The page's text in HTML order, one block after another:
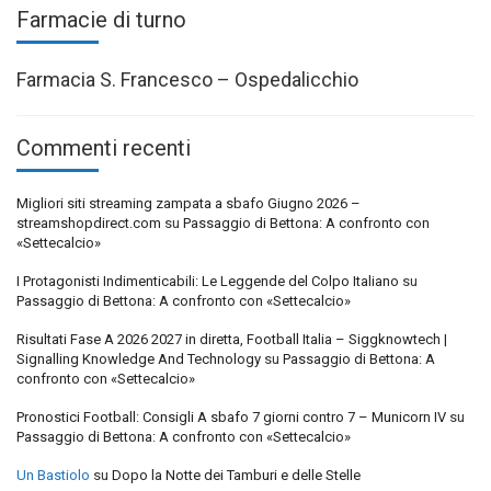
Farmacie di turno
Farmacia S. Francesco – Ospedalicchio
Commenti recenti
Migliori siti streaming zampata a sbafo Giugno 2026 –
streamshopdirect.com su Passaggio di Bettona: A confronto con
«Settecalcio»
I Protagonisti Indimenticabili: Le Leggende del Colpo Italiano su
Passaggio di Bettona: A confronto con «Settecalcio»
Risultati Fase A 2026 2027 in diretta, Football Italia – Siggknowtech |
Signalling Knowledge And Technology su Passaggio di Bettona: A
confronto con «Settecalcio»
Pronostici Football: Consigli A sbafo 7 giorni contro 7 – Municorn IV su
Passaggio di Bettona: A confronto con «Settecalcio»
Un Bastiolo su Dopo la Notte dei Tamburi e delle Stelle